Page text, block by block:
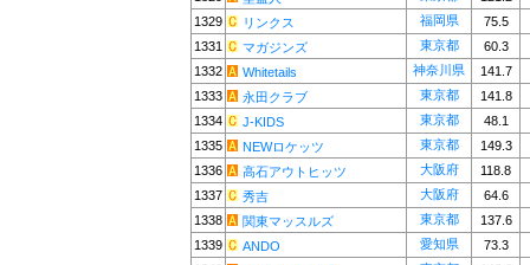
1329
リンクス 福岡県
75.5
1331
マガジンズ 東京都
60.3
1332
Whitetails 神奈川県
141.7
1333
永田クラブ 東京都
141.8
1334
J-KIDS 東京都
48.1
1335
NEWロケッツ 東京都
149.3
1336
高石アウトヒッツ 大阪府
118.8
1337
秀吉 大阪府
64.6
1338
関東マッスルズ 東京都
137.6
1339
ANDO 愛知県
73.3